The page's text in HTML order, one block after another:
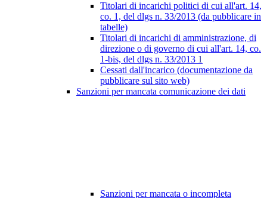
Titolari di incarichi politici di cui all'art. 14,
co. 1, del dlgs n. 33/2013 (da pubblicare in
tabelle)
Titolari di incarichi di amministrazione, di
direzione o di governo di cui all'art. 14, co.
1-bis, del dlgs n. 33/2013 1
Cessati dall'incarico (documentazione da
pubblicare sul sito web)
Sanzioni per mancata comunicazione dei dati
Sanzioni per mancata o incompleta